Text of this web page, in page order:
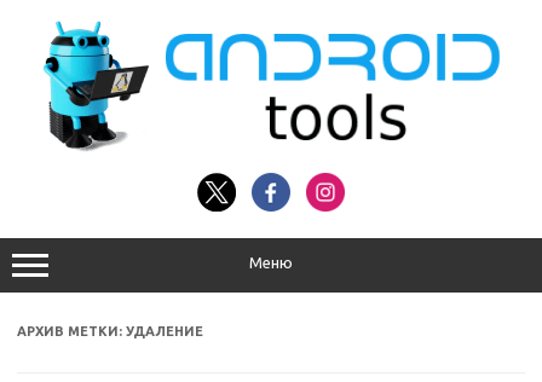
содержимому
Меню
АРХИВ МЕТКИ: УДАЛЕНИЕ